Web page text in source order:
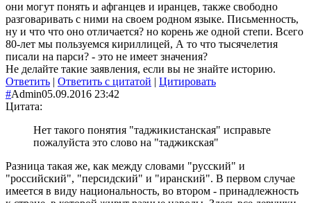
они могут понять и афганцев и иранцев, также свободно
разговаривать с ними на своем родном языке. Письменность,
ну и что что оно отличается? но корень же одной степи. Всего
80-лет мы пользуемся кириллицей, А то что тысячелетия
писали на парси? - это не имеет значения?
Не делайте такие заявления, если вы не знайте историю.
Ответить | Ответить с цитатой | Цитировать
#Admin05.09.2016 23:42
Цитата:
Нет такого понятия "таджикистанская" исправьте
пожалуйста это слово на "таджикская"
Разница такая же, как между словами "русский" и
"российский", "персидский" и "иранский". В первом случае
имеется в виду национальность, во втором - принадлежность